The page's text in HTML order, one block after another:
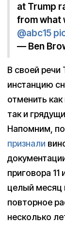
at Trump
from what
@abc15
— Ben
В своей речи
инстанцию
отменить
так и
Напомним,
признали
приговора
целый месяц
повторное
несколько